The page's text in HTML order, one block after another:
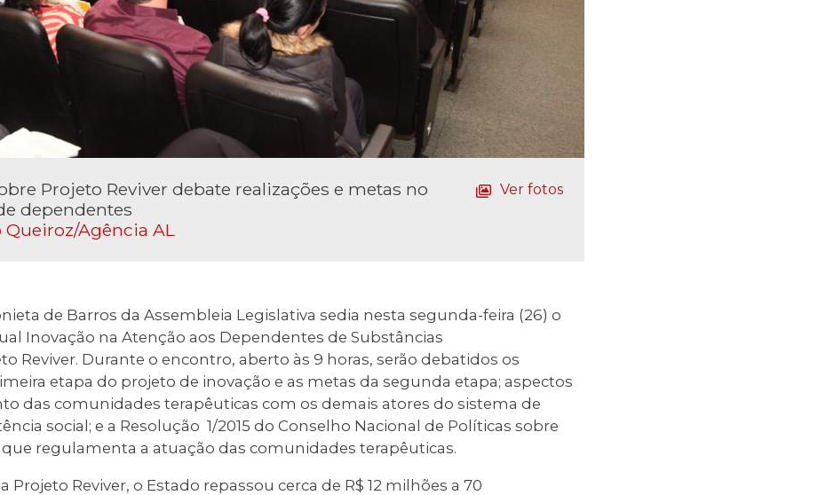
Projeto Reviver debate realizações e metas no
dependentes
Queiroz/Agência AL
Ver fotos
de Barros da Assembleia Legislativa sedia nesta segunda-feira (26) o
Inovação na Atenção aos Dependentes de Substâncias
Reviver. Durante o encontro, aberto às 9 horas, serão debatidos os
etapa do projeto de inovação e as metas da segunda etapa; aspectos
das comunidades terapêuticas com os demais atores do sistema de
social; e a Resolução 1/2015 do Conselho Nacional de Políticas sobre
regulamenta a atuação das comunidades terapêuticas.
Projeto Reviver, o Estado repassou cerca de R$ 12 milhões a 70